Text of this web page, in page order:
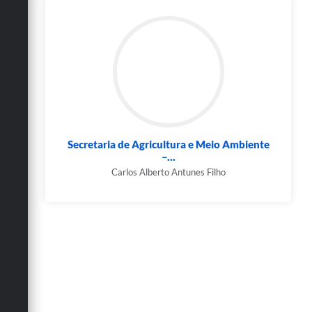
Secretaria de Agricultura e Meio Ambiente
–...
Carlos Alberto Antunes Filho